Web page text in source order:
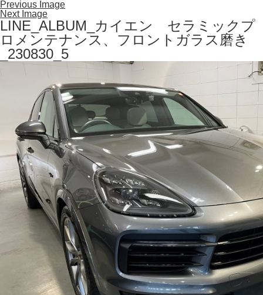
Previous Image
Next Image
LINE_ALBUM_カイエン セラミックプ
ロメンテナンス、フロントガラス磨き
_230830_5